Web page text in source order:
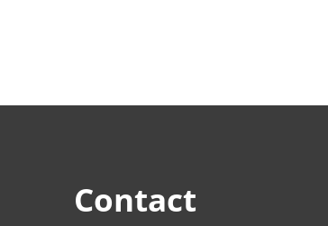
Contact